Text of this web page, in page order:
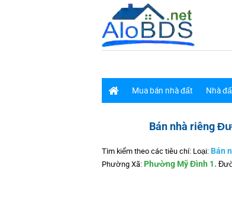
Mua bán nhà đất Nhà
Bán nhà riêng
Tìm kiếm theo các tiêu chí: Loại: Bán
Phường Xã: Phường Mỹ Đình 1.